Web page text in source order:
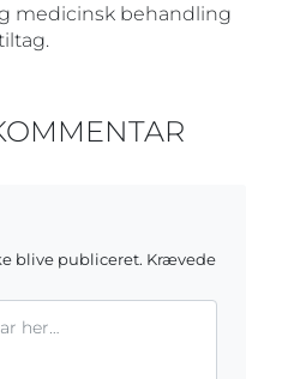
medicinsk behandling
blive publiceret. Krævede